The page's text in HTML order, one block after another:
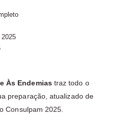
Às Endemias traz todo o
preparação, atualizado de
Consulpam 2025.